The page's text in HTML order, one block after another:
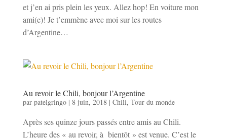
et j’en ai pris plein les yeux. Allez hop! En voiture mon
ami(e)! Je t’emmène avec moi sur les routes
d’Argentine…
Au revoir le Chili, bonjour l’Argentine
par patelgringo| 8 juin, 2018| Chili, Tour du monde
Après ses quinze jours passés entre amis au Chili.
L’heure des « au revoir, à bientôt » est venue. C’est le